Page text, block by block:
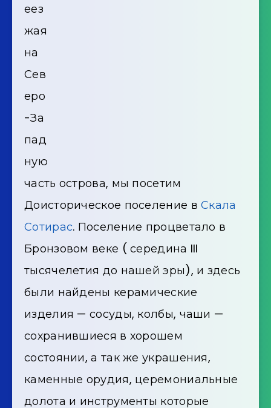
еез
жая
на
Сев
еро
-За
пад
ную
часть острова, мы посетим
Доисторическое поселение вСкала
Сотирас. Поселение процветало в
Бронзовом веке ( середина III
тысячелетия до нашей эры), и здесь
были найдены керамические
изделия — сосуды, колбы, чаши —
сохранившиеся в хорошем
состоянии, а так же украшения,
каменные орудия, церемониальные
долота и инструменты которые